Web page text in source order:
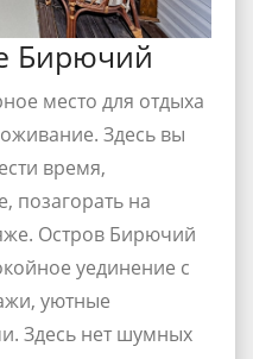
Бирючий
место для отдыха
Здесь вы
время,
позагорать на
Остров Бирючий
уединение с
уютные
Здесь нет шумных